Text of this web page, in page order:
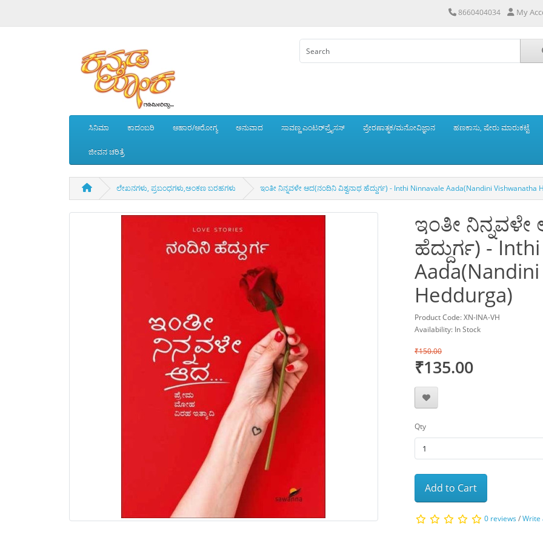
8660404034 My
ಸಿನಿಮಾ ಕಾದಂಬರಿ ಆಹಾರ/ಆರೋಗ್ಯ ಅನುವಾದ ಸಾವಣ್ಣ ಎಂಟರ್‌ಪ್ರೈಸಸ್ ಪ್ರೇರಣಾತ್ಮಕ/ಮನೋವಿಜ್ಞಾನ ಹಣಕಾಸು, ಷೇರು ಮಾರುಕಟ್ಟೆ
ಜೀವನ ಚರಿತ್ರೆ
ಲೇಖನಗಳು, ಪ್ರಬಂಧಗಳು,ಅಂಕಣ ಬರಹಗಳು ಇಂತೀ ನಿನ್ನವಳೇ ಆದ(ನಂದಿನಿ ವಿಶ್ವನಾಥ ಹೆದ್ದುರ್ಗ) - Inthi Ninnavale Aada(Nandini Vishwanatha
ಇಂತೀ
ಹೆದ್ದುರ್ಗ) -
Heddurga)
Product Code: XN-INA-VH
Availability: In Stock
₹150.00
₹135.00
Qty
Add to Cart
0 reviews/Write